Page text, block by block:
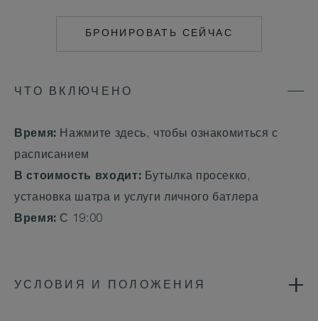
БРОНИРОВАТЬ СЕЙЧАС
ЧТО ВКЛЮЧЕНО
Время: Нажмите здесь, чтобы ознакомиться с
расписанием
В стоимость входит: Бутылка просекко,
установка шатра и услуги личного батлера
Время: С 19:00
УСЛОВИЯ И ПОЛОЖЕНИЯ